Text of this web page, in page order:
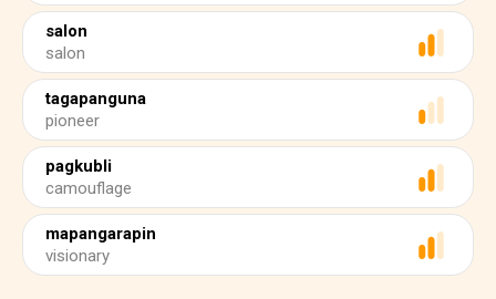
salon
salon
tagapanguna
pioneer
pagkubli
camouflage
mapangarapin
visionary